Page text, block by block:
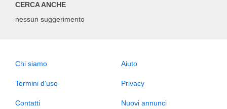
CERCA ANCHE
nessun suggerimento
Chi siamo Aiuto
Termini d’uso Privacy
Contatti Nuovi annunci